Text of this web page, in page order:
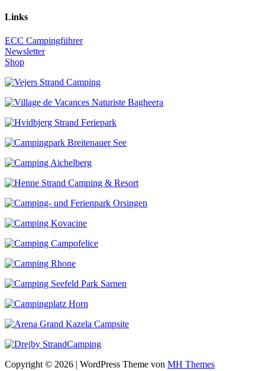
Links
ECC Campingführer
Newsletter
Shop
Copyright © 2026 | WordPress Theme von MH Themes